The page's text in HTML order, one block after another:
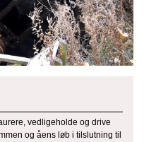
vedligeholde og drive
og åens løb i tilslutning til